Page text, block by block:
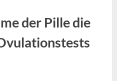
der Pille die